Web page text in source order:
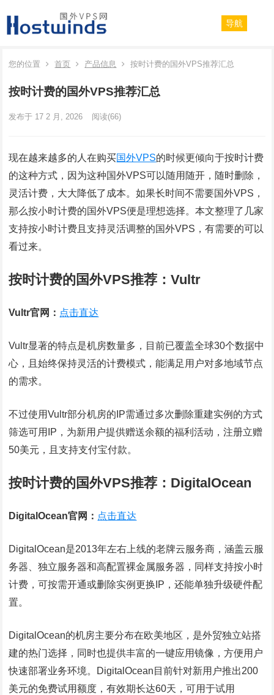
导航
您的位置 首页 产品信息 按时计费的国外VPS推荐汇总
按时计费的国外VPS推荐汇总
发布于 17 2 月, 2026 阅读(66)
现在越来越多的人在购买国外VPS的时候更倾向于按时计费
的这种方式，因为这种国外VPS可以随用随开，随时删除，
灵活计费，大大降低了成本。如果长时间不需要国外VPS，
那么按小时计费的国外VPS便是理想选择。本文整理了几家
支持按小时计费且支持灵活调整的国外VPS，有需要的可以
看过来。
按时计费的国外VPS推荐：Vultr
Vultr官网： 点击直达
Vultr显著的特点是机房数量多，目前已覆盖全球30个数据中
心，且始终保持灵活的计费模式，能满足用户对多地域节点
的需求。
不过使用Vultr部分机房的IP需通过多次删除重建实例的方式
筛选可用IP，为新用户提供赠送余额的福利活动，注册立赠
50美元，且支持支付宝付款。
按时计费的国外VPS推荐：DigitalOcean
DigitalOcean官网： 点击直达
DigitalOcean是2013年左右上线的老牌云服务商，涵盖云服
务器、独立服务器和高配置裸金属服务器，同样支持按小时
计费，可按需开通或删除实例更换IP，还能单独升级硬件配
置。
DigitalOcean的机房主要分布在欧美地区，是外贸独立站搭
建的热门选择，同时也提供丰富的一键应用镜像，方便用户
快速部署业务环境。DigitalOcean目前针对新用户推出200
美元的免费试用额度，有效期长达60天，可用于试用